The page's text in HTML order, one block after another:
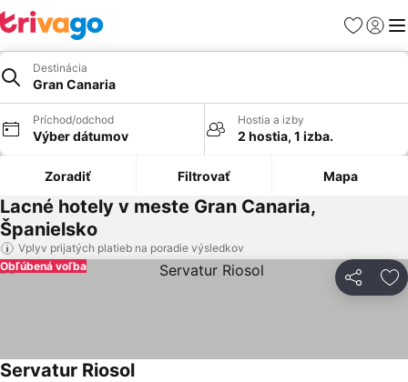
Obľúbené
Destinácia
Gran Canaria
Príchod/odchod
Výber dátumov
Hostia a izby
2 hostia, 1 izba.
Zoradiť Filtrovať Mapa
Lacné hotely v meste Gran Canaria,
Španielsko
Vplyv prijatých platieb na poradie výsledkov
Zdieľať
Obľúbená voľba
Servatur Riosol